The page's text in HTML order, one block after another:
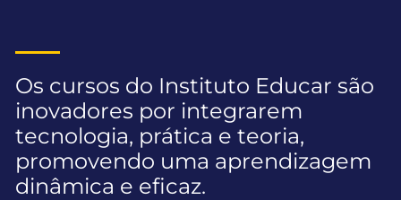
Os cursos do Instituto Educar são
inovadores por integrarem
tecnologia, prática e teoria,
promovendo uma aprendizagem
dinâmica e eficaz.